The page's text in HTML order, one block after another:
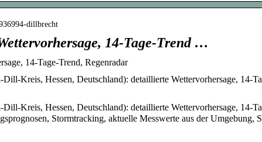
dillbrecht
14-Tage-Trend …
14-Tage-Trend, Regenradar
Kreis, Hessen, Deutschland): detaillierte Wettervorhersage, 14-
Kreis, Hessen, Deutschland): detaillierte Wettervorhersage, 14-
Stormtracking, aktuelle Messwerte aus der Umgebung,